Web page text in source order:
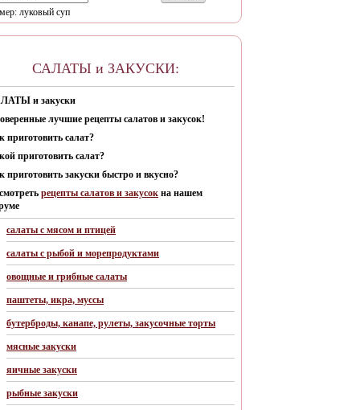
луковый суп
САЛАТЫ и ЗАКУСКИ:
и закуски
лучшие рецепты салатов и закусок!
приготовить салат?
приготовить салат?
приготовить закуски быстро и вкусно?
рецепты салатов и закусок на нашем
салаты с мясом и птицей
салаты с рыбой и морепродуктами
овощные и грибные салаты
паштеты, икра, муссы
бутерброды, канапе, рулеты, закусочные торты
мясные закуски
яичные закуски
рыбные закуски